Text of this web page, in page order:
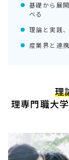
基礎から展
べる
理論と実践
産業界と連
理
理専門職大